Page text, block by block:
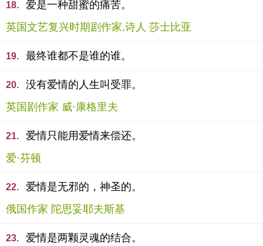
18.
爱是一种甜蜜的痛苦。
英国文艺复兴时期剧作家,诗人 莎士比亚
19. 最终谁都不是谁的谁。
20.
没有爱情的人生叫受罪。
英国剧作家 威·康格里夫
21.
爱情只能用爱情来偿还。
爱·芬顿
22.
爱情是无邪的，神圣的。
俄国作家 陀思妥耶夫斯基
23.
爱情是两颗灵魂的结合。